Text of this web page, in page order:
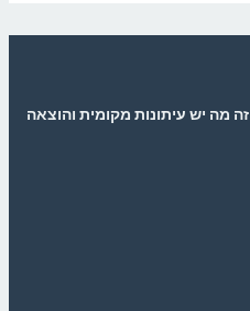
זה מה יש עיתונות מקומית והוצאה